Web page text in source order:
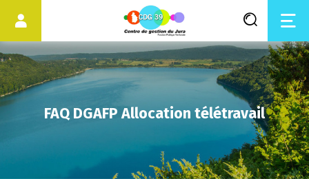
FAQ DGAFP Allocation télétravail